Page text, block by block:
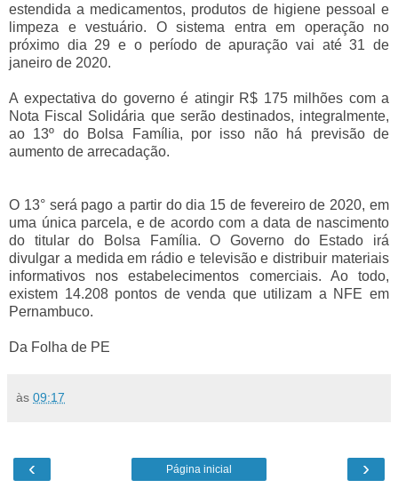
estendida a medicamentos, produtos de higiene pessoal e
limpeza e vestuário. O sistema entra em operação no
próximo dia 29 e o período de apuração vai até 31 de
janeiro de 2020.
A expectativa do governo é atingir R$ 175 milhões com a
Nota Fiscal Solidária que serão destinados, integralmente,
ao 13º do Bolsa Família, por isso não há previsão de
aumento de arrecadação.
O 13° será pago a partir do dia 15 de fevereiro de 2020, em
uma única parcela, e de acordo com a data de nascimento
do titular do Bolsa Família. O Governo do Estado irá
divulgar a medida em rádio e televisão e distribuir materiais
informativos nos estabelecimentos comerciais. Ao todo,
existem 14.208 pontos de venda que utilizam a NFE em
Pernambuco.
Da Folha de PE
às 09:17
‹ ›
Página inicial